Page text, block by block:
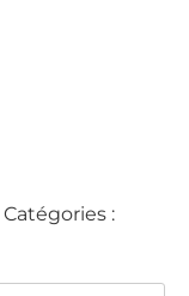
Catégories :